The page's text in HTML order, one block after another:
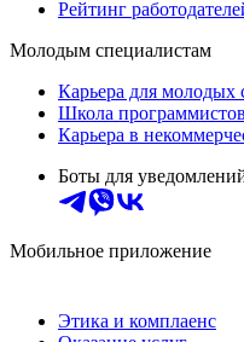
Рейтинг
Молодым специалистам
Карьера для молодых
Школа программистов
Карьера в
Боты для
Мобильное приложение
Этика и комплаенс